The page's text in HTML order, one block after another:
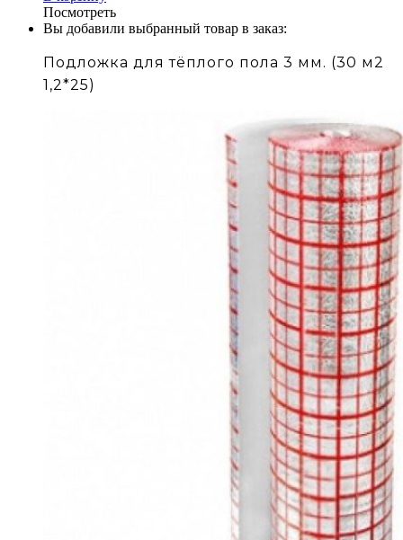
Посмотреть
Вы добавили выбранный товар в заказ:
Подложка для тёплого пола 3 мм. (30 м2
1,2*25)